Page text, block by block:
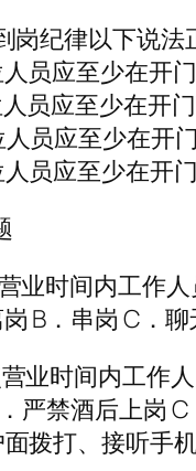
岗纪律以下说法
员应至少在开
员应至少在开
员应至少在开
员应至少在开
业时间内工作
B．串岗 C．
业时间内工作
严禁酒后上岗
拨打、接听手